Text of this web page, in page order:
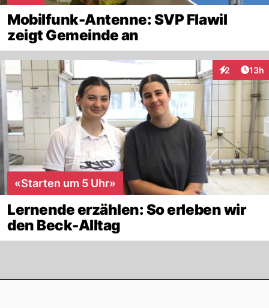
Mobilfunk-Antenne: SVP Flawil
zeigt Gemeinde an
2
Interaktionen
13h
«Starten um 5 Uhr»
Lernende erzählen: So erleben wir
den Beck-Alltag